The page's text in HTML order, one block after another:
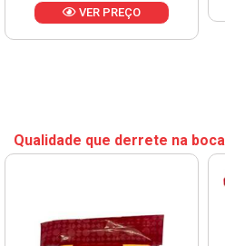
VER PREÇO
Qualidade que derrete na boca